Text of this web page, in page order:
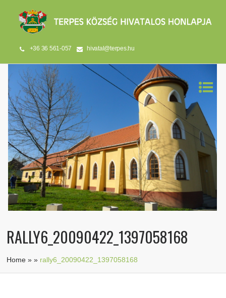
+36 36 561-057 hivatal@terpes.hu
RALLY6_20090422_1397058168
Home »» rally6_20090422_1397058168